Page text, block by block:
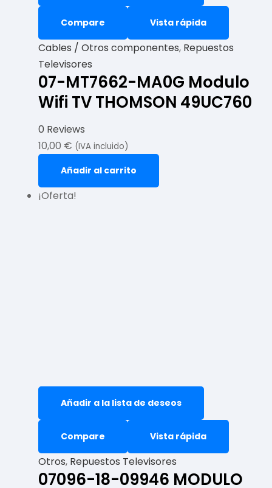
Compare Vista rápida
Cables / Otros componentes, Repuestos
Televisores
07-MT7662-MA0G Modulo
Wifi TV THOMSON 49UC760
0 Reviews
10,00 € (IVA incluido)
Añadir al carrito
¡Oferta!
Añadir a la lista de deseos
Compare Vista rápida
Otros, Repuestos Televisores
07096-18-09946 MODULO